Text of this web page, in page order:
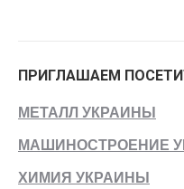
ПРИГЛАШАЕМ
МЕТАЛЛ УКРАИНЫ
МАШИНОСТРОЕНИЕ
ХИМИЯ УКРАИНЫ